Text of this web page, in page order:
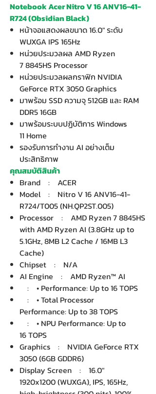
Notebook Acer Nitro V 16 ANV16-41-
R724 (Obsidian Black)
หน้าจอแสดงผลขนาด 16.0" ระดับ
WUXGA IPS 165Hz
หน่วยประมวลผล AMD Ryzen
7 8845HS Processor
หน่วยประมวลผลกราฟิก NVIDIA
GeForce RTX 3050 Graphics
มาพร้อม SSD ความจุ 512GB และ RAM
DDR5 16GB
มาพร้อมระบบปฏิบัติการ Windows
11 Home
รองรับการทำงาน AI อย่างเต็ม
ประสิทธิภาพ
คุณสมบัติสินค้า
Brand : ACER
Model : Nitro V 16 ANV16-41-
R724/T005 (NH.QP2ST.005)
Processor : AMD Ryzen 7 8845HS
with AMD Ryzen AI (3.8GHz up to
5.1GHz, 8MB L2 Cache / 16MB L3
Cache)
Chipset : N/A
AI Engine : AMD Ryzen™ AI
: • Performance: Up to 16 TOPS
: • Total Processor
Performance: Up to 38 TOPS
: • NPU Performance: Up to
16 TOPS
Graphics : NVIDIA GeForce RTX
3050 (6GB GDDR6)
Display Screen : 16.0"
1920x1200 (WUXGA), IPS, 165Hz,